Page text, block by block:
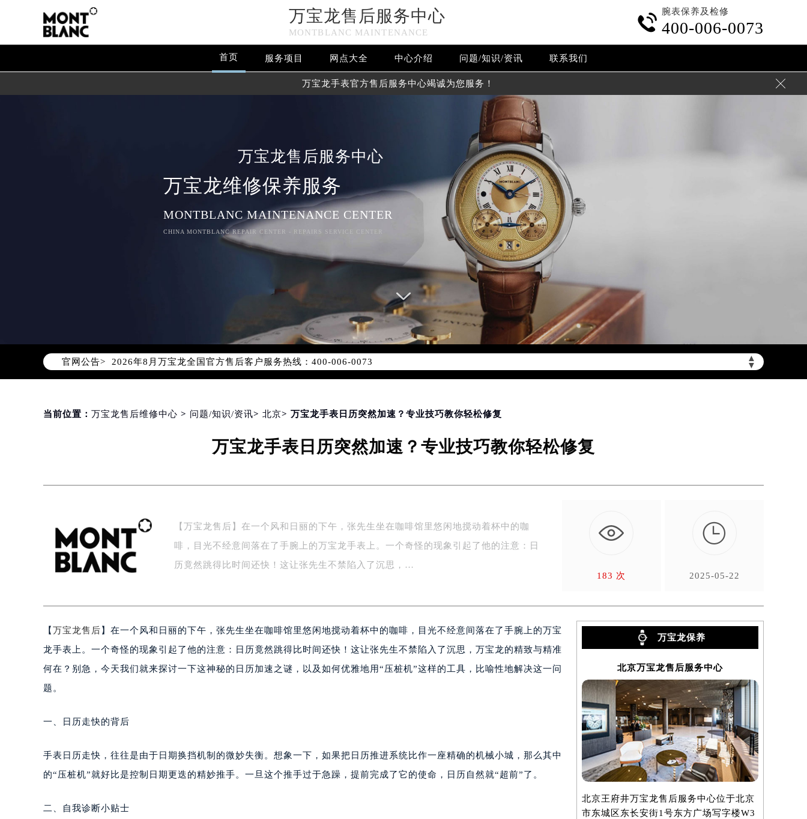
万宝龙售后服务中心
MONTBLANC MAINTENANCE

腕表保养及检修
400-006-0073
首页 服务项目 网点大全 中心介绍 问题/知识/资讯 联系我们
万宝龙手表官方售后服务中心竭诚为您服务！ 
万宝龙售后服务中心
万宝龙维修保养服务
MONTBLANC MAINTENANCE CENTER
CHINA MONTBLANC REPAIR CENTER - REPAIRS SERVICE CENTER
官网公告> ▲
▼
2026年8月万宝龙中国区售后服务网络优化升级公告
2026年8月万宝龙全国官方售后客户服务热线：400-006-0073
万宝龙官方全国统一服务热线400-006-0073，服务覆盖中国大陆、香港、澳门、台湾全部区域（非大陆需加拨“+86”）
2026年8月万宝龙售后服务中心最新网点地址：
北京市东城区东长安街1号东方广场写字楼W3座6层602室（需提前预约）
上海市徐汇区虹桥路3号港汇中心写字楼2座37层3705室（需提前预约）
扬州市邗江区国展路29号星耀天地写字楼1号楼18层1803室（需提前预约）
盐城市盐都区世纪大道5号盐城金融城写字楼1号楼16层1604室（需提前预约）
泰州市海陵区永定东路399号置地商务中心东塔写字楼（华润万象城）17层1706室（需提前预约）
绍兴市越城区胜利东路379号世茂天际中心写字楼8层805室（需提前预约）
嘉兴市南湖区广益路705号嘉兴世界贸易中心写字楼A座13层1304室（需提前预约）
南昌市红谷滩新区红谷中大道998号绿地双子塔（中央广场）A1座办公楼14层07室（需提前预约）
广州市越秀区环市东路371-375号世界贸易中心大厦南塔写字楼15层07室（需提前预约）
惠州市惠城区江北文昌一路7号华贸大厦写字楼1座30层05室（需提前预约）
福州市鼓楼区五四路128-1号恒力城写字楼15层03室（需提前预约）
当前位置： 万宝龙售后维修中心 > 问题/知识/资讯> 北京> 万宝龙手表日历突然加速？专业技巧教你轻松修复
万宝龙手表日历突然加速？专业技巧教你轻松修复
【万宝龙售后】在一个风和日丽的下午，张先生坐在咖啡馆里悠闲地搅动着杯中的咖
啡，目光不经意间落在了手腕上的万宝龙手表上。一个奇怪的现象引起了他的注意：日
历竟然跳得比时间还快！这让张先生不禁陷入了沉思，…
183 次

2025-05-22
【 万宝龙售后 】在一个风和日丽的下午，张先生坐在咖啡馆里悠闲地搅动着杯中的咖啡，目光不经意间落在了手腕上的万宝
龙手表上。一个奇怪的现象引起了他的注意：日历竟然跳得比时间还快！这让张先生不禁陷入了沉思，万宝龙的精致与精准
何在？别急，今天我们就来探讨一下这神秘的日历加速之谜，以及如何优雅地用“压桩机”这样的工具，比喻性地解决这一问
题。
一、日历走快的背后
手表日历走快，往往是由于日期换挡机制的微妙失衡。想象一下，如果把日历推进系统比作一座精确的机械小城，那么其中
的“压桩机”就好比是控制日期更迭的精妙推手。一旦这个推手过于急躁，提前完成了它的使命，日历自然就“超前”了。
二、自我诊断小贴士
万宝龙保养
北京万宝龙售后服务中心
北京王府井万宝龙售后服务中心位于北京
市东城区东长安街1号东方广场写字楼W3